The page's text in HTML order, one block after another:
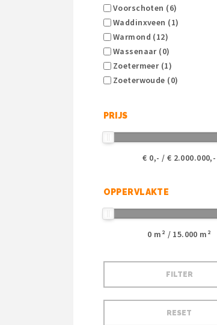
Voorschoten (6)
Waddinxveen (1)
Warmond (12)
Wassenaar (0)
Zoetermeer (1)
Zoeterwoude (0)
PRIJS
€ 0,- / € 2.000.000,-
OPPERVLAKTE
0 m² / 15.000 m²